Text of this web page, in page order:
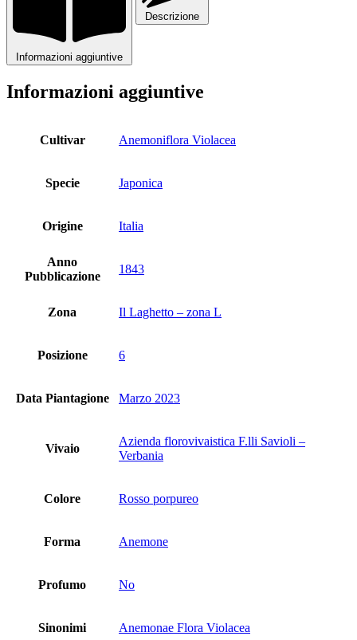
Informazioni aggiuntive
Descrizione
Informazioni aggiuntive
Cultivar Anemoniflora Violacea
Specie Japonica
Origine Italia
Anno
Pubblicazione
1843
Zona Il Laghetto – zona L
Posizione 6
Data Piantagione Marzo 2023
Vivaio
Azienda florovivaistica F.lli Savioli –
Verbania
Colore Rosso porpureo
Forma Anemone
Profumo No
Sinonimi Anemonae Flora Violacea